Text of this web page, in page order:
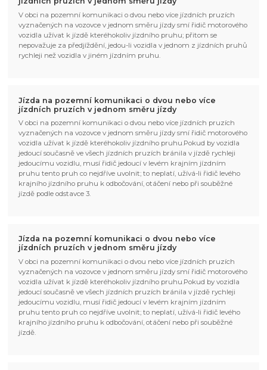
V obci na pozemní komunikaci o dvou nebo více jízdních pruzích
vyznačených na vozovce v jednom směru jízdy smí řidič motorového
vozidla užívat k jízdě kteréhokoliv jízdního pruhu; přitom se
nepovažuje za předjíždění, jedou-li vozidla v jednom z jízdních pruhů
rychleji než vozidla v jiném jízdním pruhu.
Jízda na pozemní komunikaci o dvou nebo více
jízdních pruzích v jednom směru jízdy
V obci na pozemní komunikaci o dvou nebo více jízdních pruzích
vyznačených na vozovce v jednom směru jízdy smí řidič motorového
vozidla užívat k jízdě kteréhokoliv jízdního pruhu.Pokud by vozidla
jedoucí současně ve všech jízdních pruzích bránila v jízdě rychleji
jedoucímu vozidlu, musí řidič jedoucí v levém krajním jízdním
pruhu tento pruh co nejdříve uvolnit; to neplatí, užívá-li řidič levého
krajního jízdního pruhu k odbočování, otáčení nebo při souběžné
jízdě podle odstavce 3.
Jízda na pozemní komunikaci o dvou nebo více
jízdních pruzích v jednom směru jízdy
V obci na pozemní komunikaci o dvou nebo více jízdních pruzích
vyznačených na vozovce v jednom směru jízdy smí řidič motorového
vozidla užívat k jízdě kteréhokoliv jízdního pruhu.Pokud by vozidla
jedoucí současně ve všech jízdních pruzích bránila v jízdě rychleji
jedoucímu vozidlu, musí řidič jedoucí v levém krajním jízdním
pruhu tento pruh co nejdříve uvolnit; to neplatí, užívá-li řidič levého
krajního jízdního pruhu k odbočování, otáčení nebo při souběžné
jízdě.